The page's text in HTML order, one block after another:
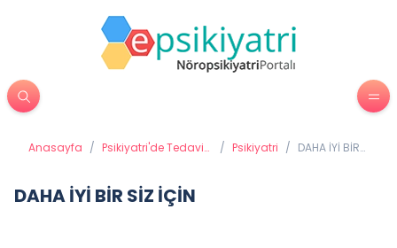
Anasayfa / Psikiyatri'de Tedavi
/ Psikiyatri / DAHA İYİ BİR
DAHA İYİ BİR SİZ İÇİN